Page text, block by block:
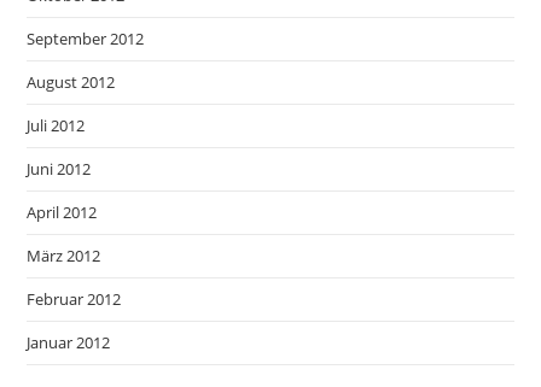
September 2012
August 2012
Juli 2012
Juni 2012
April 2012
März 2012
Februar 2012
Januar 2012